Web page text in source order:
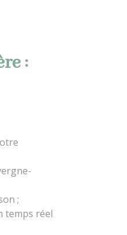
:
;
temps réel